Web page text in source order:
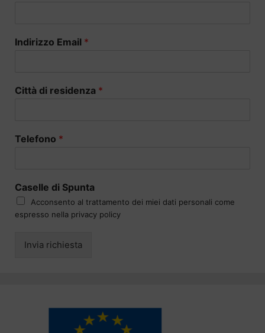
Indirizzo Email *
Città di residenza *
Telefono *
Caselle di Spunta
Acconsento al trattamento dei miei dati personali come
espresso nella privacy policy
Invia richiesta